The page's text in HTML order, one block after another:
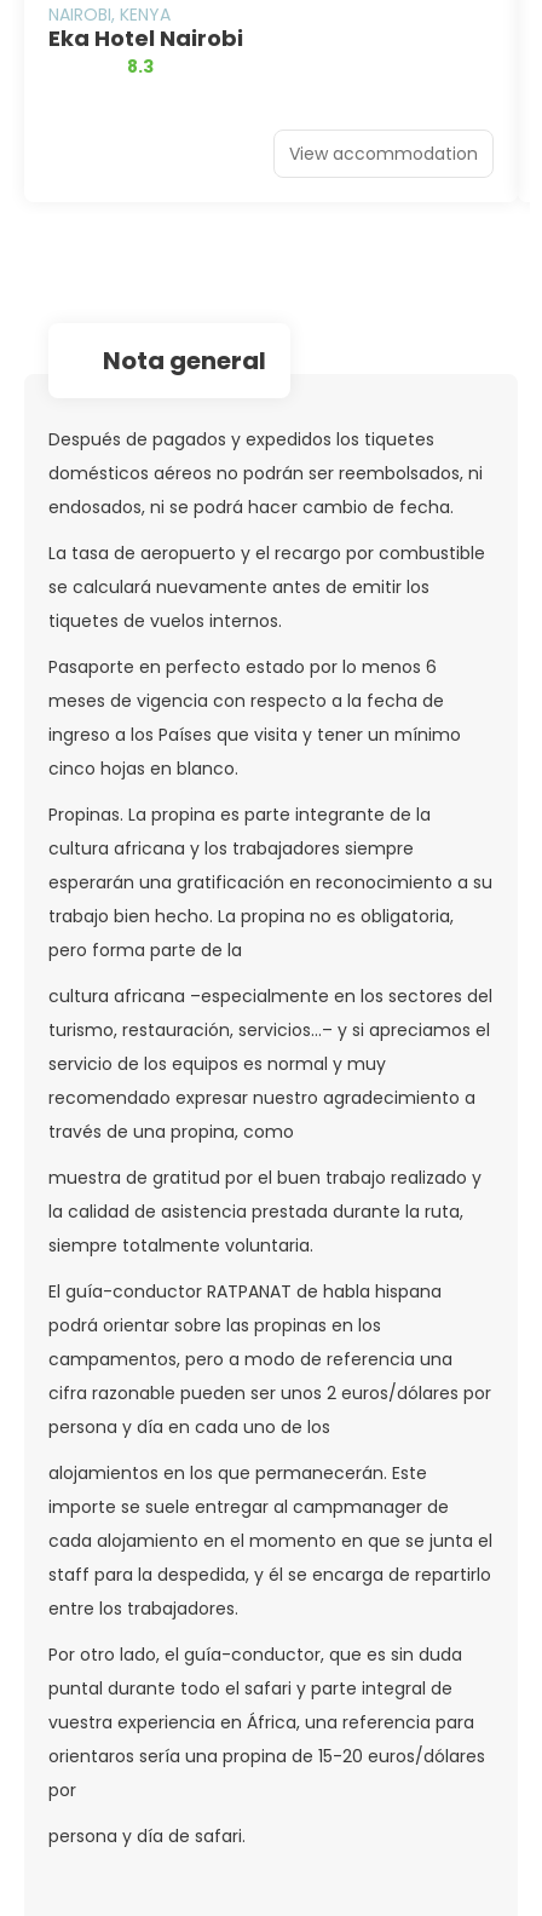
NAIROBI, KENYA
Eka Hotel Nairobi
8.3
View accommodation
nota general
Después de pagados y expedidos los tiquetes
domésticos aéreos no podrán ser reembolsados, ni
endosados, ni se podrá hacer cambio de fecha.
La tasa de aeropuerto y el recargo por combustible
se calculará nuevamente antes de emitir los
tiquetes de vuelos internos.
Pasaporte en perfecto estado por lo menos 6
meses de vigencia con respecto a la fecha de
ingreso a los Países que visita y tener un mínimo
cinco hojas en blanco.
Propinas. La propina es parte integrante de la
cultura africana y los trabajadores siempre
esperarán una gratificación en reconocimiento a su
trabajo bien hecho. La propina no es obligatoria,
pero forma parte de la
cultura africana –especialmente en los sectores del
turismo, restauración, servicios…– y si apreciamos el
servicio de los equipos es normal y muy
recomendado expresar nuestro agradecimiento a
través de una propina, como
muestra de gratitud por el buen trabajo realizado y
la calidad de asistencia prestada durante la ruta,
siempre totalmente voluntaria.
El guía-conductor RATPANAT de habla hispana
podrá orientar sobre las propinas en los
campamentos, pero a modo de referencia una
cifra razonable pueden ser unos 2 euros/dólares por
persona y día en cada uno de los
alojamientos en los que permanecerán. Este
importe se suele entregar al campmanager de
cada alojamiento en el momento en que se junta el
staff para la despedida, y él se encarga de repartirlo
entre los trabajadores.
Por otro lado, el guía-conductor, que es sin duda
puntal durante todo el safari y parte integral de
vuestra experiencia en África, una referencia para
orientaros sería una propina de 15-20 euros/dólares
por
persona y día de safari.